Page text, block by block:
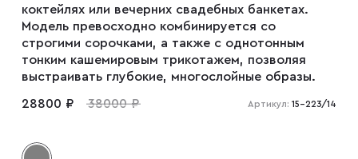
Водолазки
Футболки
Запонки
коктейлях или вечерних свадебных банкетах.
Модель превосходно комбинируется со
строгими сорочками, а также с однотонным
тонким кашемировым трикотажем, позволяя
выстраивать глубокие, многослойные образы.
28800 ₽ 38000 ₽ Артикул:15-223/14